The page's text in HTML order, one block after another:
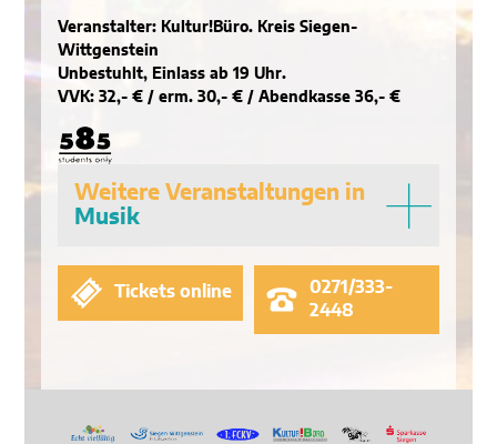
Veranstalter: Kultur!Büro. Kreis Siegen-
Wittgenstein
Unbestuhlt, Einlass ab 19 Uhr.
VVK: 32,- € / erm. 30,- € / Abendkasse 36,- €
Weitere Veranstaltungen in
Musik
Tickets online
0271/333-
2448